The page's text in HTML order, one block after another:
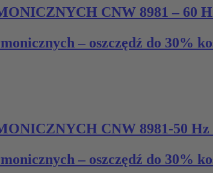
CNW 8981 – 60
– oszczędź do 30%
CNW 8981-50 Hz
– oszczędź do 30%